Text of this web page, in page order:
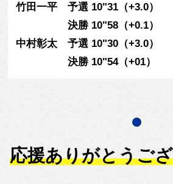
竹田一平 予選 10"31（+3.0）
決勝 10"58（+0.1）
中村彰太 予選 10"30（+3.0）
決勝 10"54（+01）
応援ありがとうご